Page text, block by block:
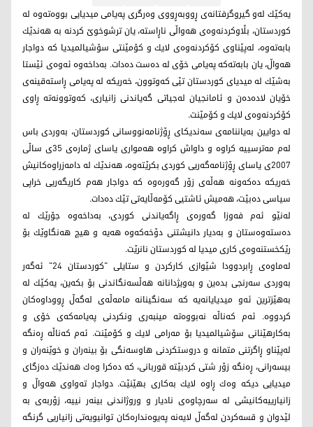
یه‌كێك لەو ‌گیروگرفتانه‌ی ‌ڕووبه‌ڕووی وه‌رگری په‌یامی میدیایی بووه‌ته‌وه‌ له‌
كوردستان، بڵاوكردنه‌وه‌ی هه‌واڵی ناڕاسته،‌ یان ترشوخوێ كردنه‌ به ‌هه‌ندێك
بابه‌ته‌وه،‌ له‌پێناوی كۆكردنه‌وه‌ی لایك و كۆمێنتی سۆشیالمیدیا كه‌ دواجار
هه‌واڵ، یان بابەتەكە په‌یامی خۆی له ‌ده‌ست ده‌دات. به‌داخه‌وه‌ ئه‌وه‌ی ئێستا
به‌شێك له‌ میدیای كوردستان تێی كه‌وتوون، خه‌ریكه‌ له ‌په‌یامی ڕاسته‌قینه‌ی
خۆیان لاده‌ده‌ن و ئامانجیان له‌جیاتی گه‌یاندنی زانیاری، كه‌وتوونه‌ته‌ ڕاوی
كۆكردنه‌وه‌ی لایك و كۆمێنت.
له‌ دوایین به‌یاننامه‌ی سه‌ندیكای ڕۆژنامه‌نووسانی كوردستان، به‌وردی باس
له‌م مه‌ترسییه‌ كراوه‌ و داواش كراوه‌ هه‌مواری یاسای ژماره‌ی 35ی ساڵی
2007ی یاسای ڕۆژنامه‌گه‌ریی كوردی بكرێته‌وه‌، هه‌ندێك له‌ دامه‌زراوه‌كانیش
خه‌ریكه‌ ده‌كه‌ونه‌ هه‌ڵه‌ی زۆر گه‌ورەوە‌ كه‌ دواجار هه‌م كاریگه‌ریی خراپی
سیاسی ده‌بێت، هه‌میش ئاشتیی كۆمه‌ڵایه‌تی تێك ده‌دات.
له‌نێو ئه‌م فه‌وزا‌ گه‌وره‌ی ڕاگه‌یاندنی كوردی، به‌داخه‌وه‌ جۆرێك له‌
ده‌سته‌وه‌ستان و به‌دیار دانیشتنی دۆخه‌كه‌وه‌ هه‌یه‌ و هیچ هه‌نگاوێك بۆ
رێكخستنه‌وه‌ی كاری میدیا له‌ كوردستان نانرێت.
له‌ماوه‌ی ڕابردوودا شێوازی كاركردن و ستایلی "كوردستان 24" ئه‌گه‌ر
به‌وردی سه‌رنجی بده‌ین و به‌ویژدانانه‌ هه‌ڵسه‌نگاندنی بۆ بكه‌ین، یه‌كێك له‌
به‌هێزترین ئه‌و میدیایانه‌یه‌ كه‌ سه‌نگینانه‌ مامه‌ڵه‌ی له‌گه‌ڵ ڕووداوه‌كان
كردووه. ئه‌م كه‌ناڵه‌ نه‌بووه‌ته‌‌ مینبه‌ری ونكردنی په‌یامه‌كه‌ی خۆی و
به‌كارهێنانی سۆشیالمیدیا بۆ مه‌رامی لایك و كۆمێنت. ئه‌م كه‌ناڵه‌ ڕه‌نگه‌
له‌پێناو ڕاگرتنی متمانه‌ و دروستكردنی هاوسەنگی بۆ بینه‌ران و خوێنه‌ران و
بیسه‌رانی، ڕه‌نگه‌ زۆر شتی كردبێته‌ قوربانی، كه‌ ده‌كرا وه‌ك هه‌ندێك ده‌زگای
میدیایی دیكه‌ وه‌ك ڕاوه‌ لایك به‌كاری بهێنێت. دواجار ته‌واوی هه‌واڵ و
زانیارییه‌كانیشی له‌ سه‌رچاوه‌ی نادیار و وروژاندنی بینه‌ر نییه‌، زۆربه‌ی به
‌لێدوان و قسه‌كردن له‌گه‌ڵ لایه‌نه‌ په‌یوه‌نداره‌كان توانیویه‌تی زانیاریی گرنگه‌